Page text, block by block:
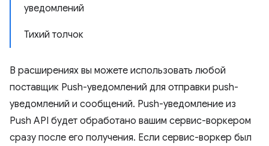
уведомлений
Тихий толчок
В расширениях вы можете использовать любой
поставщик Push-уведомлений для отправки push-
уведомлений и сообщений. Push-уведомление из
Push API будет обработано вашим сервис-воркером
сразу после его получения. Если сервис-воркер был